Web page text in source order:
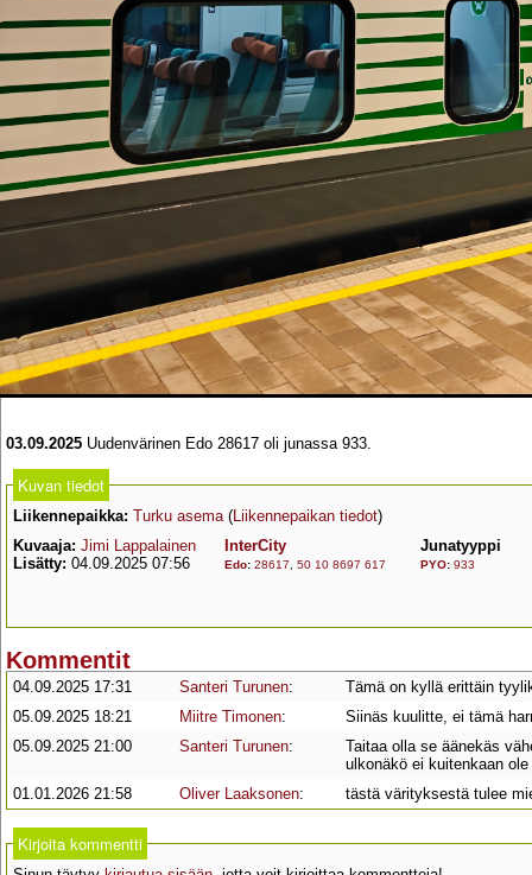
03.09.2025 Uudenvärinen Edo 28617 oli junassa 933.
Kuvan tiedot
Liikennepaikka: Turku asema(Liikennepaikan tiedot)
Kuvaaja: Jimi Lappalainen
Lisätty: 04.09.2025 07:56
InterCity
Edo: 28617 50 10 8697 617
Junatyyppi
PYO: 933
Kommentit
04.09.2025 17:31 Santeri Turunen:
Tämä on kyllä erittäin
05.09.2025 18:21
Miitre Timonen:
Siinäs kuulitte, ei tämä
05.09.2025 21:00
Santeri Turunen:
Taitaa olla se äänekäs
ulkonäkö ei kuitenkaan
01.01.2026 21:58
Oliver Laaksonen: tästä värityksestä tulee
Kirjoita kommentti